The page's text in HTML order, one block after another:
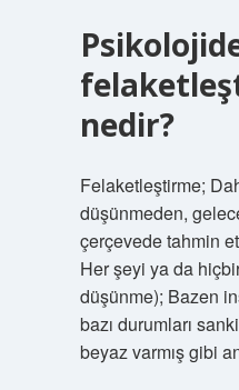
nedir?
Felaketleştirme;
düşünmeden,
çerçevede tahmin
Her şeyi ya da
düşünme); Bazen
bazı durumları
beyaz varmış gibi